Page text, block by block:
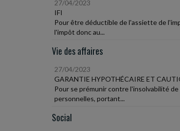
27/04/2023
IFI
Pour être déductible de l'assiette de
l'impôt donc au...
Vie des affaires
27/04/2023
GARANTIE HYPOTHÉCAIRE ET
Pour se prémunir contre l'insolvabilité
personnelles, portant...
Social